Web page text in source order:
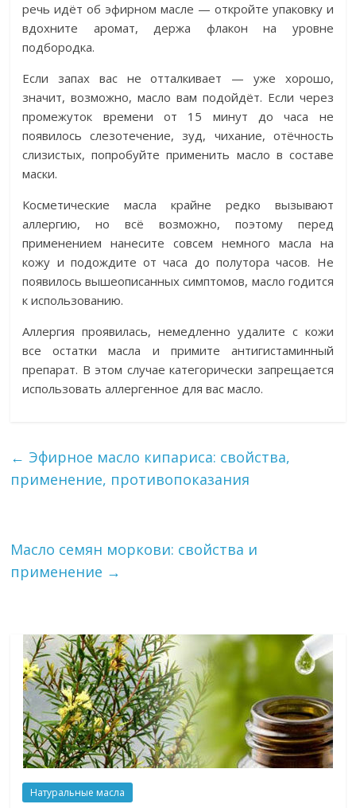
речь идёт об эфирном масле — откройте упаковку и
вдохните аромат, держа флакон на уровне
подбородка.
Если запах вас не отталкивает — уже хорошо,
значит, возможно, масло вам подойдёт. Если через
промежуток времени от 15 минут до часа не
появилось слезотечение, зуд, чихание, отёчность
слизистых, попробуйте применить масло в составе
маски.
Косметические масла крайне редко вызывают
аллергию, но всё возможно, поэтому перед
применением нанесите совсем немного масла на
кожу и подождите от часа до полутора часов. Не
появилось вышеописанных симптомов, масло годится
к использованию.
Аллергия проявилась, немедленно удалите с кожи
все остатки масла и примите антигистаминный
препарат. В этом случае категорически запрещается
использовать аллергенное для вас масло.
← Эфирное масло кипариса: свойства,
применение, противопоказания
Масло семян моркови: свойства и
применение →
Натуральные масла